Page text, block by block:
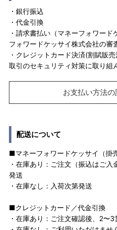
・銀行振込
・代金引換
・請求書払い（マネーフォワー
フォワードケッサイ株式会社の審
・クレジットカード決済(割賦販
取引のセキュリティ対策に取り組
お支払い方法
配送について
■マネーフォワードケッサイ（掛
・在庫あり：ご注文（振込はご
発送
・在庫なし：入荷次第発送
■クレジットカード／代金引換
・在庫あり：ご注文確認後、2〜